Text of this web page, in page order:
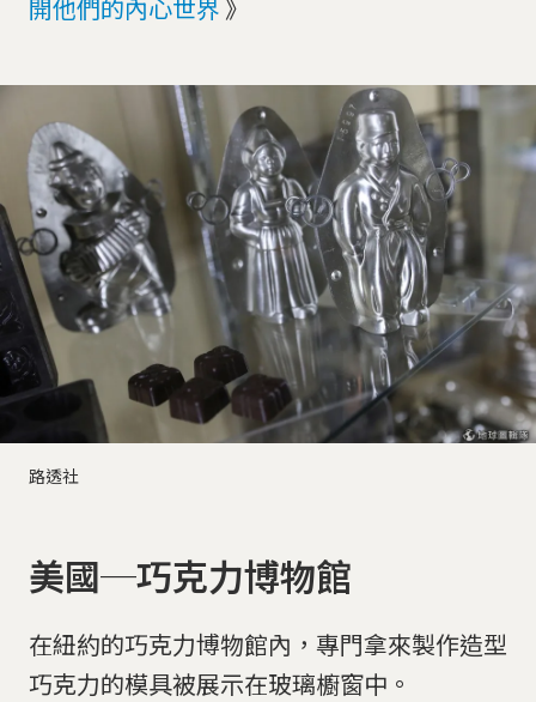
開他們的內心世界 》
路透社
美國─巧克力博物館
在紐約的巧克力博物館內，專門拿來製作造型
巧克力的模具被展示在玻璃櫥窗中。